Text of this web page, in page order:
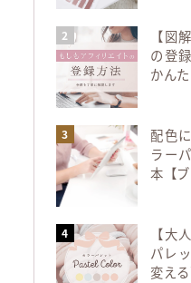
【図
の登
かん
配色
ラー
本【
【大
パレ
変え